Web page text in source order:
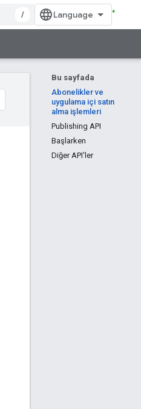
/
Bu sayfada
Abonelikler ve
uygulama içi satın
alma işlemleri
Publishing API
Başlarken
Diğer API'ler